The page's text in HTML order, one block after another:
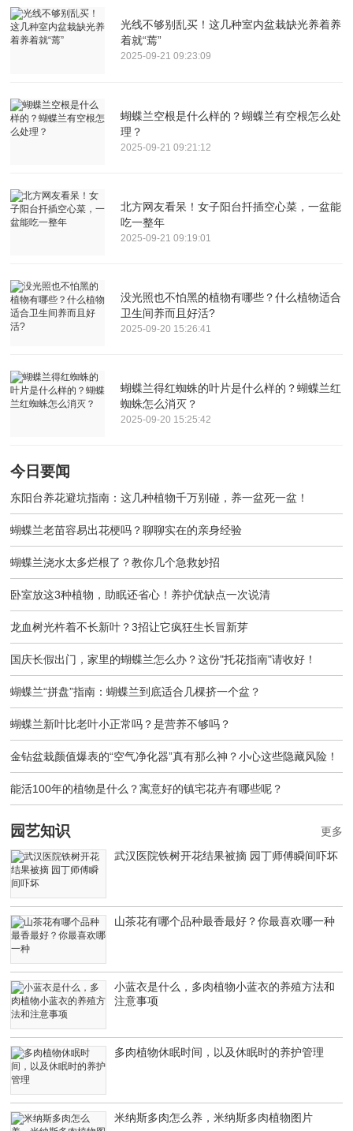
光线不够别乱买！这几种室内盆栽缺光养着养
着就“蔫”
2025-09-21 09:23:09
蝴蝶兰空根是什么样的？蝴蝶兰有空根怎么处
理？
2025-09-21 09:21:12
北方网友看呆！女子阳台扦插空心菜，一盆能
吃一整年
2025-09-21 09:19:01
没光照也不怕黑的植物有哪些？什么植物适合
卫生间养而且好活?
2025-09-20 15:26:41
蝴蝶兰得红蜘蛛的叶片是什么样的？蝴蝶兰红
蜘蛛怎么消灭？
2025-09-20 15:25:42
今日要闻
东阳台养花避坑指南：这几种植物千万别碰，养一盆死一盆！
蝴蝶兰老苗容易出花梗吗？聊聊实在的亲身经验
蝴蝶兰浇水太多烂根了？教你几个急救妙招
卧室放这3种植物，助眠还省心！养护优缺点一次说清
龙血树光杵着不长新叶？3招让它疯狂生长冒新芽
国庆长假出门，家里的蝴蝶兰怎么办？这份"托花指南"请收好！
蝴蝶兰“拼盘”指南：蝴蝶兰到底适合几棵挤一个盆？
蝴蝶兰新叶比老叶小正常吗？是营养不够吗？
金钻盆栽颜值爆表的“空气净化器”真有那么神？小心这些隐藏风险！
能活100年的植物是什么？寓意好的镇宅花卉有哪些呢？
园艺知识
武汉医院铁树开花结果被摘 园丁师傅瞬间吓坏
山茶花有哪个品种最香最好？你最喜欢哪一种
小蓝衣是什么，多肉植物小蓝衣的养殖方法和
注意事项
多肉植物休眠时间，以及休眠时的养护管理
米纳斯多肉怎么养，米纳斯多肉植物图片
更多